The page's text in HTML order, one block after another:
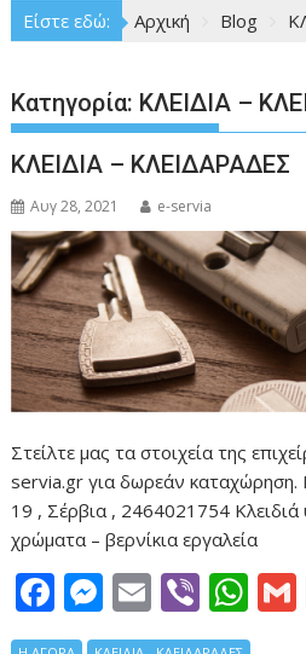
Είστε εδώ: Αρχική Blog
Κατηγορία: ΚΛΕΙΔΙΑ –
ΚΛΕΙΔΙΑ – ΚΛΕΙΔΑΡΑΔΕΣ
Αυγ 28, 2021 e-servia
Στείλτε μας τα στοιχεία της
servia.gr για δωρεάν
19 , Σέρβια , 2464021754 Κλειδιά
χρώματα – βερνίκια εργαλεία
F
ac
M
e
E
m
Vi
b
W
h